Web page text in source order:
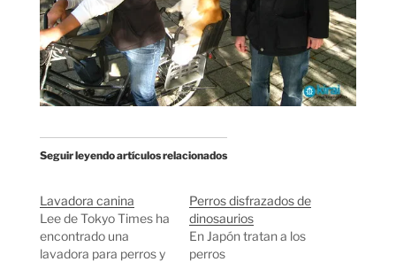
Seguir leyendo artículos relacionados
Lavadora canina
Lee de Tokyo Times ha
encontrado una
lavadora para perros y
Perros disfrazados de
dinosaurios
En Japón tratan a los
perros